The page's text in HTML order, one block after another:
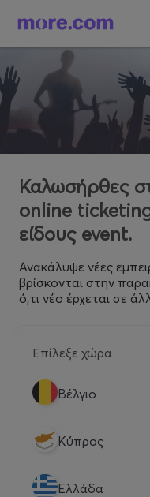
Καλωσήρθες
online
είδους event.
Ανακάλυψε νέες
βρίσκονται στην
ό,τι νέο έρχεται σε
Επίλεξε χώρα
Βέλγιο
Κύπρος
Eλλάδα